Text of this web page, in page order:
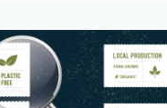
und frischen
nur noch besten
würde die
noch ähnlich gut …